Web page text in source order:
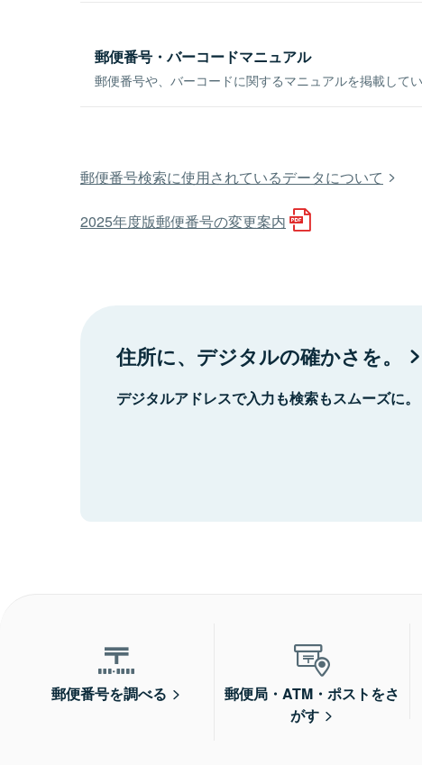
郵便番号・バーコードマニュアル
郵便番号や、バーコードに関するマニュアルを掲載してい
郵便番号検索に使用されているデータについて
2025年度版郵便番号の変更案内
住所に、デジタルの確かさを。
デジタルアドレスで入力も検索もスムーズに。
郵便番号を調べる
郵便局・ATM・ポストをさ
がす